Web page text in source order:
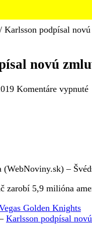
/ Karlsson podpísal
novú
Komentáre vypnuténa
v
–
zarobí 5,9 milióna
Golden Knights
Karlsson podpísal